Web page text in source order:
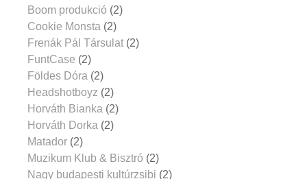
Boom produkció (2)
Cookie Monsta (2)
Frenák Pál Társulat (2)
FuntCase (2)
Földes Dóra (2)
Headshotboyz (2)
Horváth Bianka (2)
Horváth Dorka (2)
Matador (2)
Muzikum Klub & Bisztró (2)
Nagy budapesti kultúrzsibi (2)